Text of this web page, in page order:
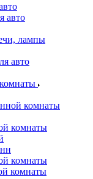
авто
лампы
авто
комнаты
комнаты
комнаты
комнаты